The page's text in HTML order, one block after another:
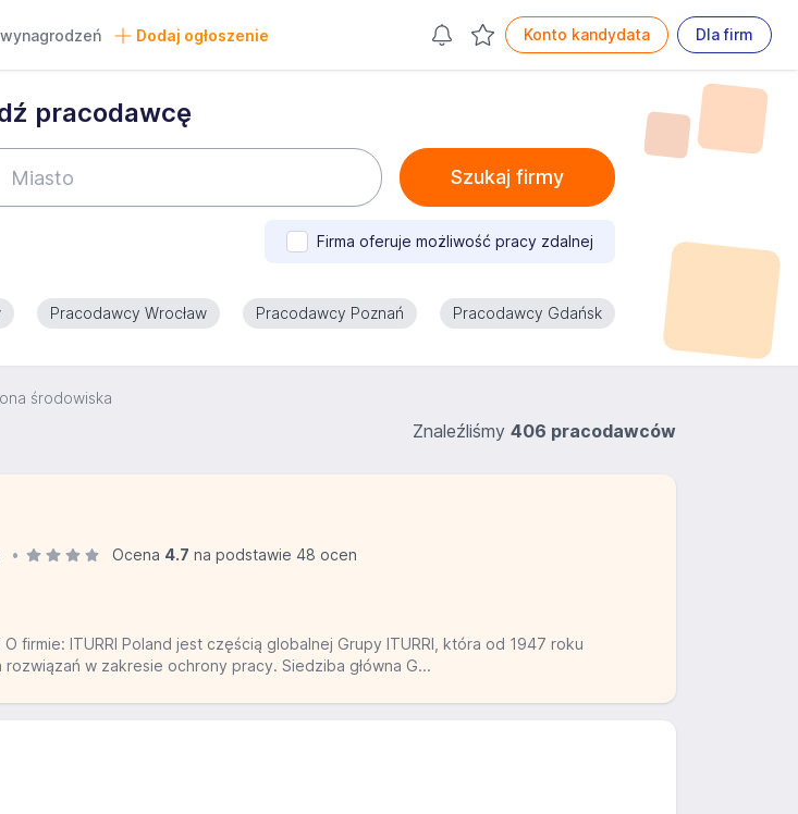
Dodaj ogłoszenie Konto kandydata Dla firm
pracodawcę
Szukaj firmy
Firma oferuje możliwość pracy zdalnej
Pracodawcy Wrocław Pracodawcy Poznań Pracodawcy Gdańsk
środowiska
Znaleźliśmy 406 pracodawców
Ocena 4.7 na podstawie 48 ocen
firmie: ITURRI Poland jest częścią globalnej Grupy ITURRI, która od 1947 roku
w zakresie ochrony pracy. Siedziba główna G...